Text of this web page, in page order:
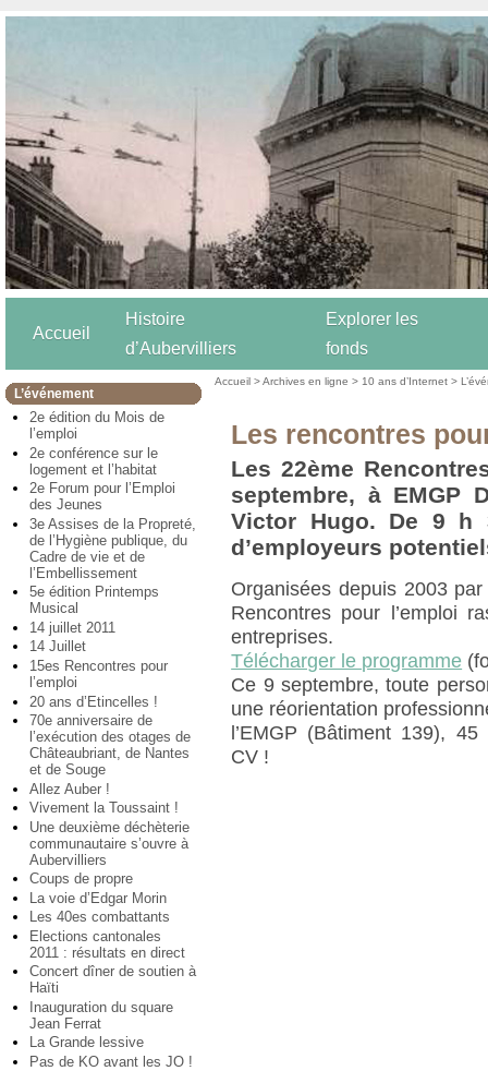
Accueil
Histoire
d’Aubervilliers
Explorer les
fonds
L’événement
2e édition du Mois de
l’emploi
2e conférence sur le
logement et l’habitat
2e Forum pour l’Emploi
des Jeunes
3e Assises de la Propreté,
de l’Hygiène publique, du
Cadre de vie et de
l’Embellissement
5e édition Printemps
Musical
14 juillet 2011
14 Juillet
15es Rencontres pour
l’emploi
20 ans d’Etincelles !
70e anniversaire de
l’exécution des otages de
Châteaubriant, de Nantes
et de Souge
Allez Auber !
Vivement la Toussaint !
Une deuxième déchèterie
communautaire s’ouvre à
Aubervilliers
Coups de propre
La voie d’Edgar Morin
Les 40es combattants
Elections cantonales
2011 : résultats en direct
Concert dîner de soutien à
Haïti
Inauguration du square
Jean Ferrat
La Grande lessive
Pas de KO avant les JO !
Accueil >Archives en ligne > 10 ans d’Internet >
Les rencontres
Les 22ème
septembre, à EMGP
Victor Hugo. De 9 h
d’employeurs
Organisées depuis 2003
Rencontres pour l’emploi
entreprises.
Télécharger le programme
Ce 9 septembre, toute
une réorientation
l’EMGP (Bâtiment 139),
CV !